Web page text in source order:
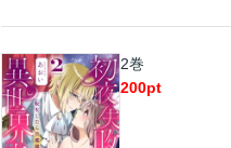
2巻
200pt